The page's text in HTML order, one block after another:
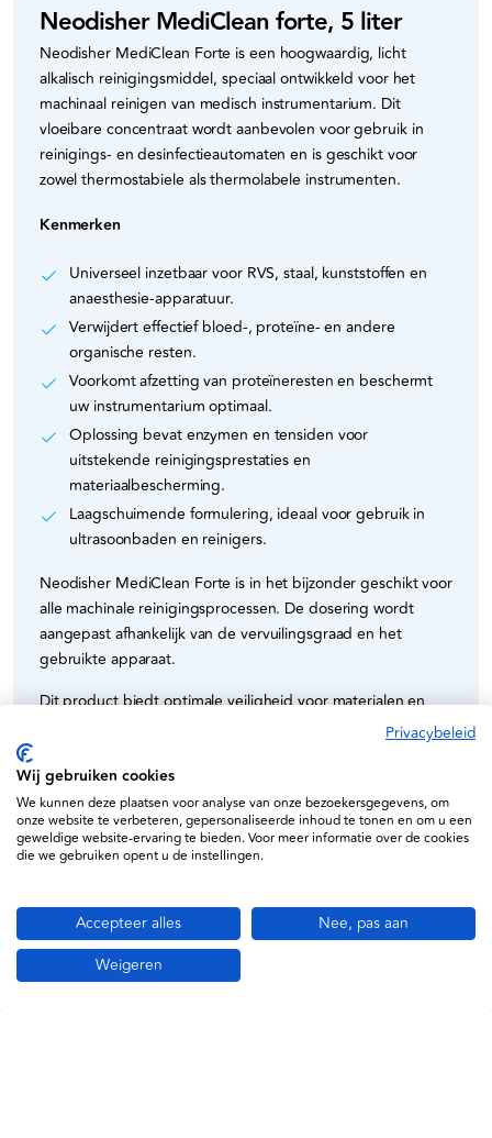
Neodisher MediClean forte, 5 liter
Neodisher MediClean Forte is een hoogwaardig, licht
alkalisch reinigingsmiddel, speciaal ontwikkeld voor het
machinaal reinigen van medisch instrumentarium. Dit
vloeibare concentraat wordt aanbevolen voor gebruik in
reinigings- en desinfectieautomaten en is geschikt voor
zowel thermostabiele als thermolabele instrumenten.
Kenmerken
Universeel inzetbaar voor RVS, staal, kunststoffen en
anaesthesie-apparatuur.
Verwijdert effectief bloed-, proteïne- en andere
organische resten.
Voorkomt afzetting van proteïneresten en beschermt
uw instrumentarium optimaal.
Oplossing bevat enzymen en tensiden voor
uitstekende reinigingsprestaties en
materiaalbescherming.
Laagschuimende formulering, ideaal voor gebruik in
ultrasoonbaden en reinigers.
Neodisher MediClean Forte is in het bijzonder geschikt voor
alle machinale reinigingsprocessen. De dosering wordt
aangepast afhankelijk van de vervuilingsgraad en het
gebruikte apparaat.
Dit product biedt optimale veiligheid voor materialen en
ondersteunt een effectief, hygiënisch resultaat tijdens het
NVT
Privacybeleid
Wij gebruiken cookies
We kunnen deze plaatsen voor analyse van onze bezoekersgegevens, om
onze website te verbeteren, gepersonaliseerde inhoud te tonen en om u een
geweldige website-ervaring te bieden. Voor meer informatie over de cookies
die we gebruiken opent u de instellingen.
Accepteer alles
Nee, pas aan
Weigeren